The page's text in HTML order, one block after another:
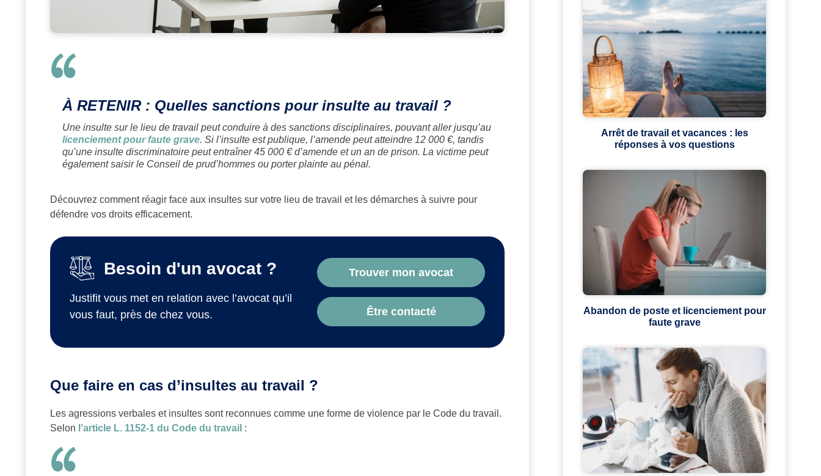
À RETENIR : Quelles sanctions pour insulte au travail ?
Une insulte sur le lieu de travail peut conduire à des sanctions disciplinaires, pouvant aller jusqu’au
licenciement pour faute grave. Si l’insulte est publique, l’amende peut atteindre 12 000 €, tandis
qu’une insulte discriminatoire peut entraîner 45 000 € d’amende et un an de prison. La victime peut
également saisir le Conseil de prud’hommes ou porter plainte au pénal.
Découvrez comment réagir face aux insultes sur votre lieu de travail et les démarches à suivre pour
défendre vos droits efficacement.
Besoin d'un avocat ?
Justifit vous met en relation avec l’avocat qu’il
vous faut, près de chez vous.
Trouver mon avocat
Être contacté
Que faire en cas d’insultes au travail ?
Les agressions verbales et insultes sont reconnues comme une forme de violence par le Code du travail.
Selon l’article L. 1152-1 du Code du travail :
Arrêt de travail et vacances : les
réponses à vos questions
Abandon de poste et licenciement pour
faute grave